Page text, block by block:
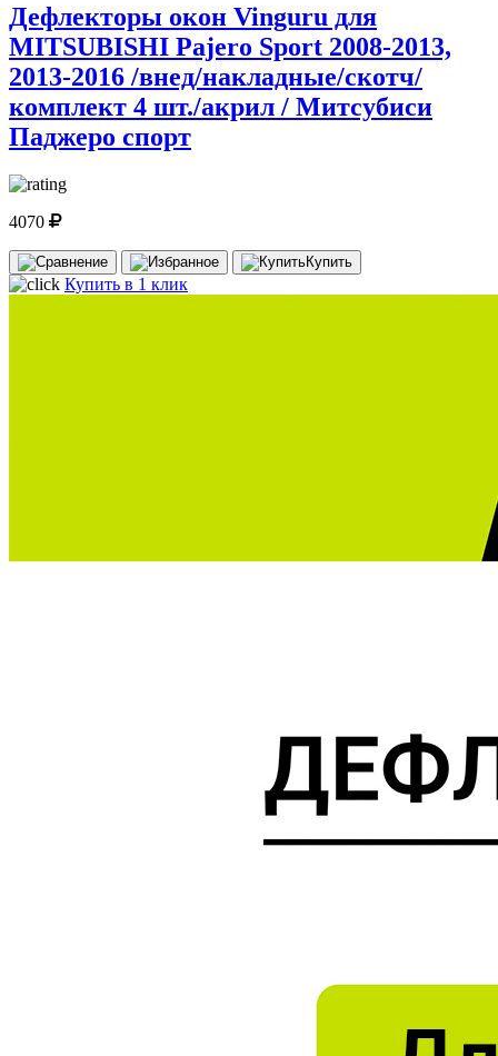
Дефлекторы окон Vinguru для
MITSUBISHI Pajero Sport 2008-2013,
2013-2016 /внед/накладные/скотч/
комплект 4 шт./акрил / Митсубиси
Паджеро спорт
4070
Купить
Купить в 1 клик